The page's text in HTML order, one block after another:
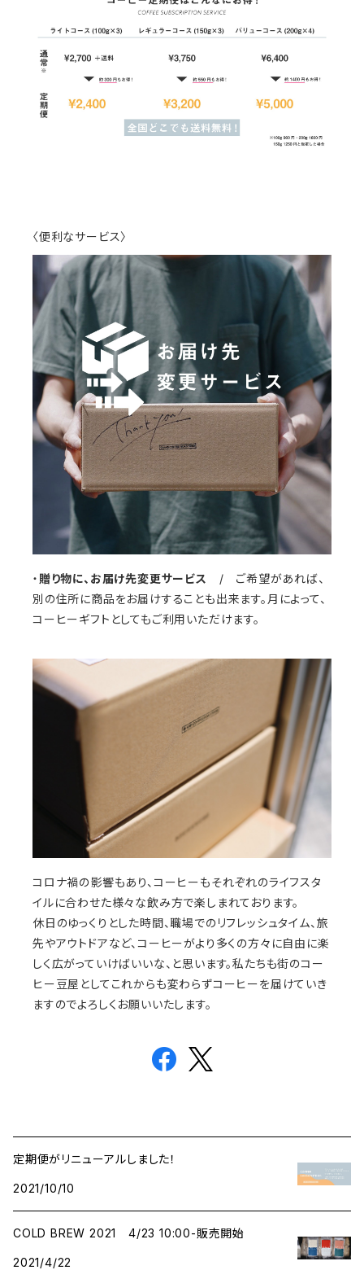
〈便利なサービス〉
・ 贈り物に、お届け先変更サービス
/ ご希望があれば、
別の住所に商品をお届けすることも出来ます。月によって、
コーヒーギフトとしてもご利用いただけます。
コロナ禍の影響もあり、コーヒーもそれぞれのライフスタ
イルに合わせた様々な飲み方で楽しまれております。
休日のゆっくりとした時間、職場でのリフレッシュタイム、旅
先やアウトドアなど、コーヒーがより多くの方々に自由に楽
しく広がっていけばいいな、と思います。私たちも街のコー
ヒー豆屋としてこれからも変わらずコーヒーを届けていき
ますのでよろしくお願いいたします。
定期便がリニューアルしました！
2021/10/10
COLD BREW 2021 4/23 10:00-販売開始
2021/4/22